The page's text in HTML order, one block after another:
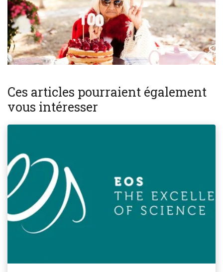
Ces articles pourraient également
vous intéresser